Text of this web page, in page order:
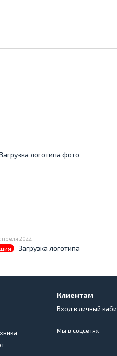
2022
Загрузка логотипа
Клиентам
Вход в личный
Мы в соцсетях